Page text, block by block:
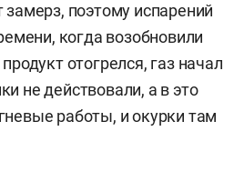
замерз, поэтому испарений
когда возобновили
отогрелся, газ начал
не действовали, а в это
работы, и окурки там